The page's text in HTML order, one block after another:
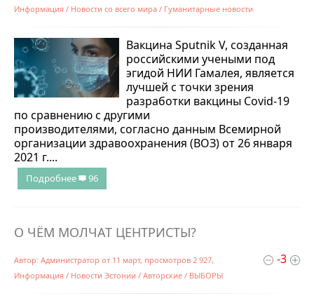
Информация / Новости со всего мира / Гуманитарные новости
Вакцина Sputnik V, созданная
российскими учеными под
эгидой НИИ Гамалея, является
лучшей с точки зрения
разработки вакцины Covid-19
по сравнению с другими
производителями, согласно данным Всемирной
организации здравоохранения (ВОЗ) от 26 января
2021 г....
Подробнее 96
О ЧЁМ МОЛЧАТ ЦЕНТРИСТЫ?
-3
Автор: Администратор от 11 март, просмотров 2 927,
Информация / Новости Эстонии / Авторские / ВЫБОРЫ